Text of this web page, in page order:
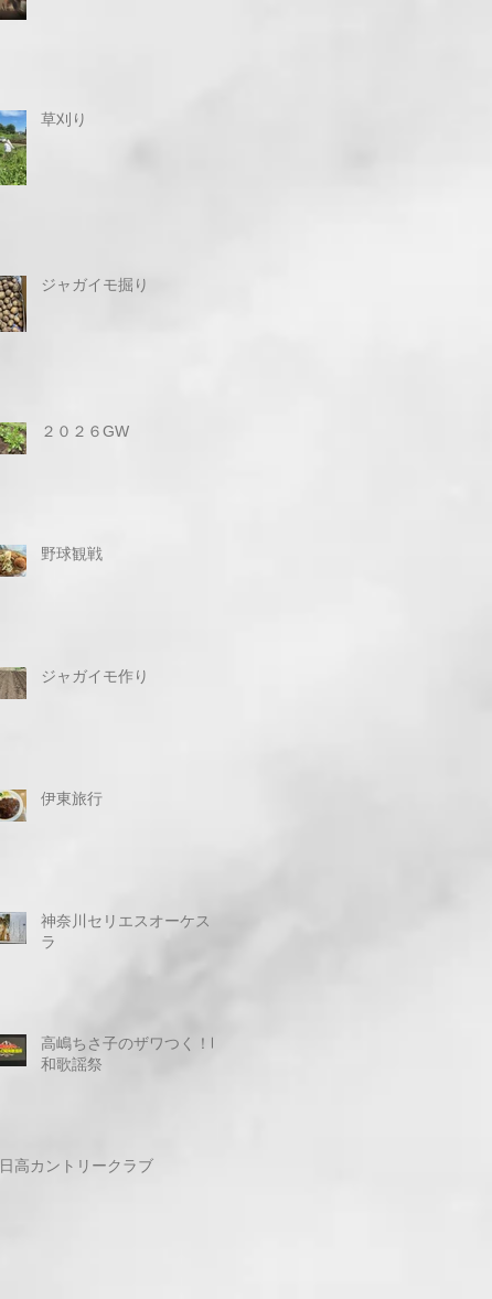
草刈り
ジャガイモ掘り
２０２６GW
野球観戦
ジャガイモ作り
伊東旅行
神奈川セリエスオーケスト
ラ
高嶋ちさ子のザワつく！昭
和歌謡祭
日高カントリークラブ